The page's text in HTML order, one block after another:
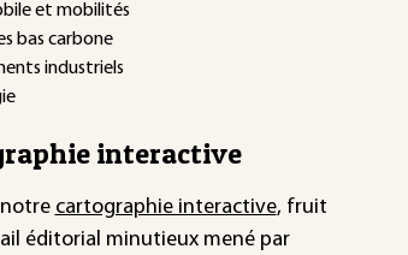
et mobilités
bas carbone
industriels
interactive
cartographie interactive, fruit
éditorial minutieux mené par